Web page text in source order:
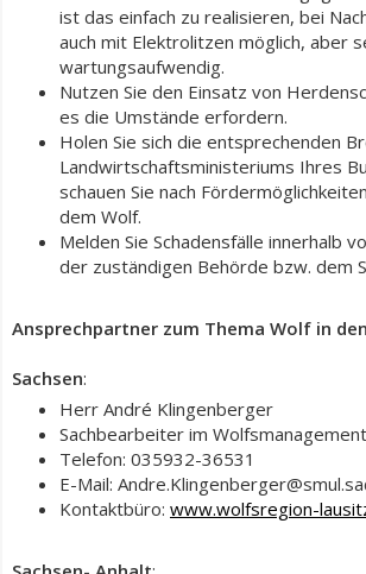
ist das einfach zu realisieren, bei
auch mit Elektrolitzen möglich, aber
wartungsaufwendig.
Nutzen Sie den Einsatz von
es die Umstände erfordern.
Holen Sie sich die entsprechenden
Landwirtschaftsministeriums Ihres
schauen Sie nach
dem Wolf.
Melden Sie Schadensfälle innerhalb
der zuständigen Behörde bzw. dem
Ansprechpartner zum Thema Wolf in
Sachsen:
Herr André Klingenberger
Sachbearbeiter im Wolfsmanagement
Telefon: 035932-36531
E-Mail:
Kontaktbüro: www.wolfsregion-